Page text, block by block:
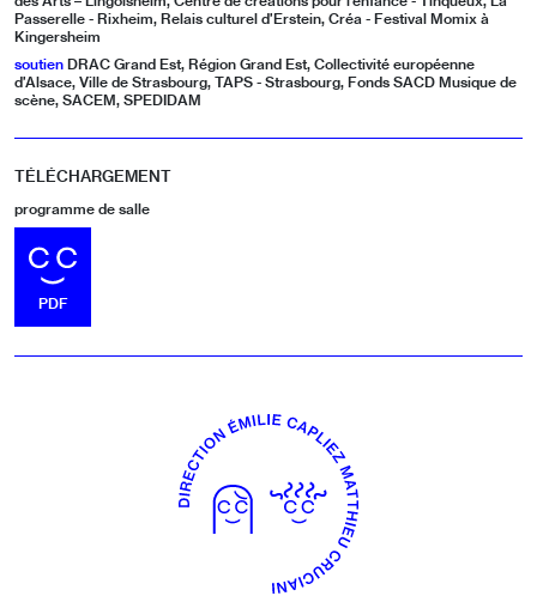
Passerelle - Rixheim, Relais culturel d’Erstein, Créa - Festival Momix à
Kingersheim
soutien DRAC Grand Est, Région Grand Est, Collectivité européenne
d’Alsace, Ville de Strasbourg, TAPS - Strasbourg, Fonds SACD Musique de
scène, SACEM, SPEDIDAM
TÉLÉCHARGEMENT
programme de salle
TÉLÉCHARGER LE FICHIER
PDF